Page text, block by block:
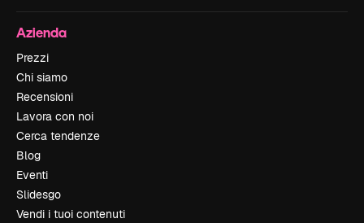
Azienda
Prezzi
Chi siamo
Recensioni
Lavora con noi
Cerca tendenze
Blog
Eventi
Slidesgo
Vendi i tuoi contenuti